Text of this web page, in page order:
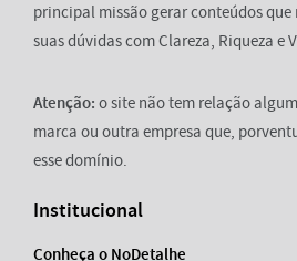
principal missão gerar conteúdos que
suas dúvidas com Clareza, Riqueza e
Atenção: o site não tem relação
marca ou outra empresa que,
esse domínio.
Institucional
Conheça o NoDetalhe